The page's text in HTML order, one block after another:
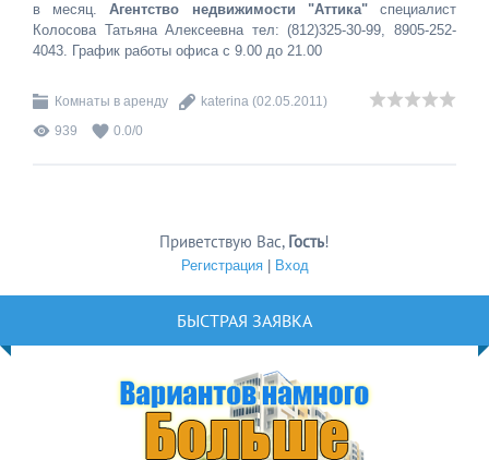
в месяц.Агентство недвижимости "Аттика"специалист
Колосова Татьяна Алексеевна тел: (812)325-30-99, 8905-252-
4043. График работы офиса с 9.00 до 21.00
Комнаты в аренду katerina (02.05.2011)
939
0.0/0
Приветствую Вас, Гость!
Регистрация| Вход
БЫСТРАЯ ЗАЯВКА